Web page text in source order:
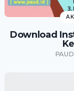
Download